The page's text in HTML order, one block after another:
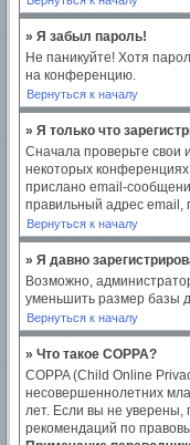
» Я забыл пароль!
Не паникуйте! Хотя
на конференцию.
Вернуться к началу
» Я только что
Сначала проверьте свои
некоторых
прислано email-
правильный адрес email,
Вернуться к началу
» Я давно
Возможно,
уменьшить размер базы
Вернуться к началу
» Что такое COPPA?
COPPA (Child Online
несовершеннолетних
лет. Если вы не уверены,
рекомендаций по